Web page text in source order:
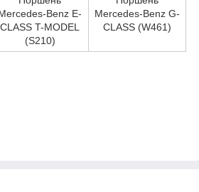
Benz E-
CLASS T-MODEL
(S210)
Mercedes-Benz G-
CLASS (W461)